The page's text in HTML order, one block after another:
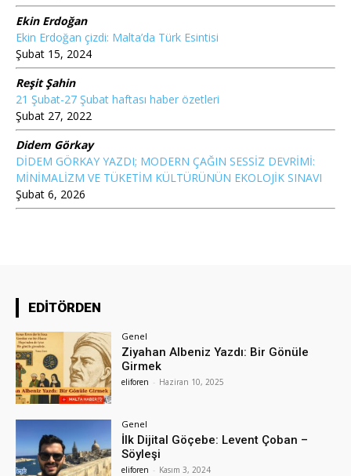
Ekin Erdoğan
Ekin Erdoğan çizdi: Malta’da Türk Esintisi
Şubat 15, 2024
Reşit Şahin
21 Şubat-27 Şubat haftası haber özetleri
Şubat 27, 2022
Didem Görkay
DİDEM GÖRKAY YAZDI; MODERN ÇAĞIN SESSİZ DEVRİMİ:
MİNİMALİZM VE TÜKETİM KÜLTÜRÜNÜN EKOLOJİK SINAVI
Şubat 6, 2026
EDİTÖRDEN
Genel
Ziyahan Albeniz Yazdı: Bir Gönüle
Girmek
eliforen - Haziran 10, 2025
Genel
İlk Dijital Göçebe: Levent Çoban –
Söyleşi
eliforen - Kasım 3, 2024